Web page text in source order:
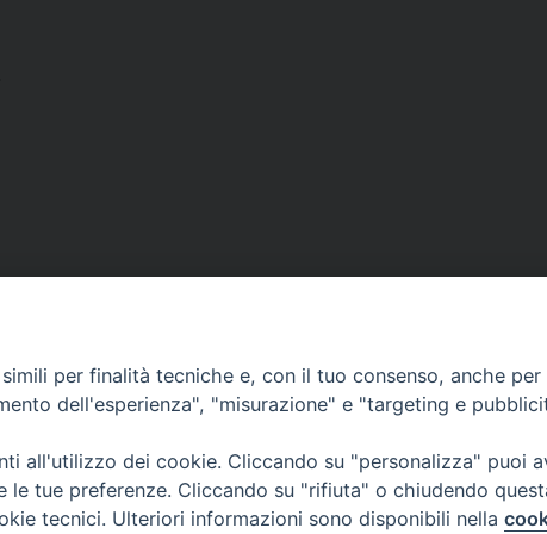
SCRIVICIper finalità tecniche e, con il tuo consenso, anche
dell'esperienza", "misurazione" e "targeting e
all'utilizzo dei cookie. Cliccando su "personalizza" puoi
le tue preferenze. Cliccando su "rifiuta" o chiudendo
tecnici. Ulteriori informazioni sono disponibili nella